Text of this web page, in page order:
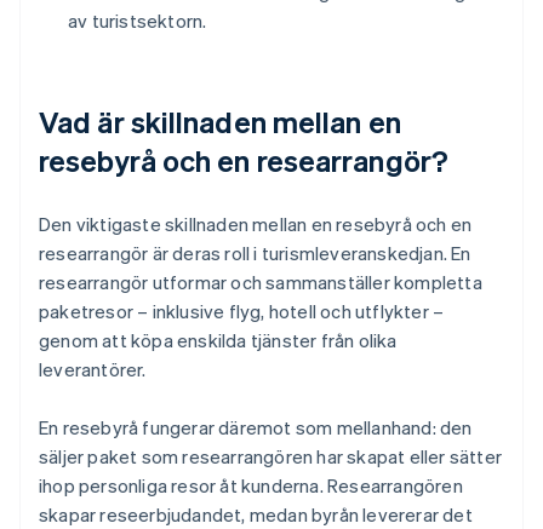
av turistsektorn.
Vad är skillnaden mellan en
resebyrå och en researrangör?
Den viktigaste skillnaden mellan en resebyrå och en
researrangör är deras roll i turismleveranskedjan. En
researrangör utformar och sammanställer kompletta
paketresor – inklusive flyg, hotell och utflykter –
genom att köpa enskilda tjänster från olika
leverantörer.
En resebyrå fungerar däremot som mellanhand: den
säljer paket som researrangören har skapat eller sätter
ihop personliga resor åt kunderna. Researrangören
skapar reseerbjudandet, medan byrån levererar det